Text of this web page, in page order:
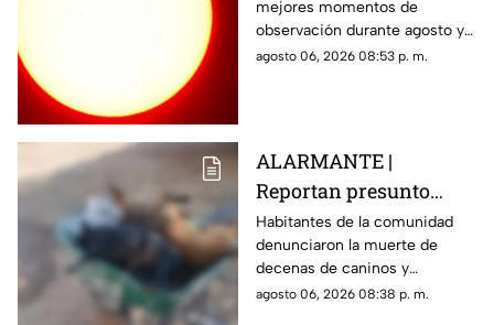
verlo durante este mes
mejores momentos de
observación durante agosto y
podrá distinguirse sin
agosto 06, 2026 08:53 p. m.
ALARMANTE |
Reportan presunto
env3nen4miento de al
menos 23 perros en
esta zona de Querétaro:
IMAGENES SENSIBLES
Habitantes de la comunidad
denunciaron la muerte de
decenas de caninos y
solicitaron que se esclarezcan
agosto 06, 2026 08:38 p. m.